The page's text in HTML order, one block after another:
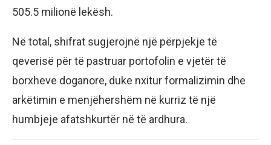
505.5 milionë lekësh.
Në total, shifrat sugjerojnë një përpjekje të
qeverisë për të pastruar portofolin e vjetër të
borxheve doganore, duke nxitur formalizimin dhe
arkëtimin e menjëhershëm në kurriz të një
humbjeje afatshkurtër në të ardhura.